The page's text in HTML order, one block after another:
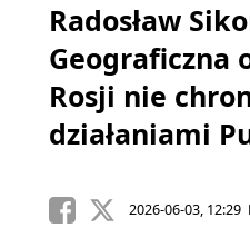
Radosław
Geograficzna
Rosji nie
działaniami
2026-06-03, 12:29